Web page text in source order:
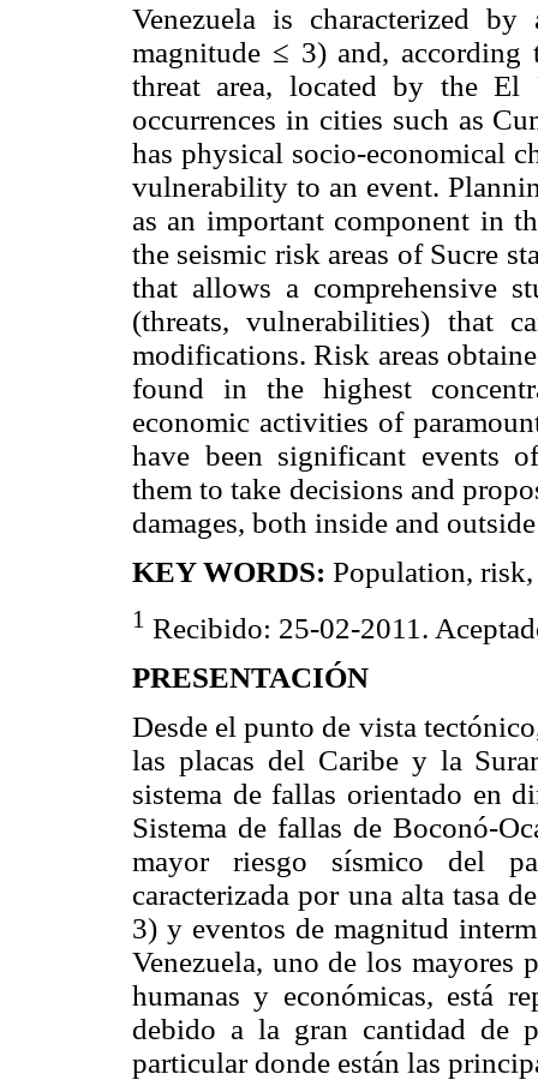
Venezuela is characterized
magnitude ≤ 3) and, according
threat area, located by the El
occurrences in cities such as
has physical socio-economical
vulnerability to an event.
as an important component in
the seismic risk areas of Sucre
that allows a comprehensive
(threats, vulnerabilities) that
modifications. Risk areas
found in the highest
economic activities of
have been significant events
them to take decisions and
damages, both inside and
KEY WORDS: Population,
1 Recibido: 25-02-2011.
PRESENTACIÓN
Desde el punto de vista
las placas del Caribe y la
sistema de fallas orientado en
Sistema de fallas de Boconó-
mayor riesgo sísmico del
caracterizada por una alta tasa
3) y eventos de magnitud
Venezuela, uno de los mayores
humanas y económicas, está
debido a la gran cantidad de
particular donde están las